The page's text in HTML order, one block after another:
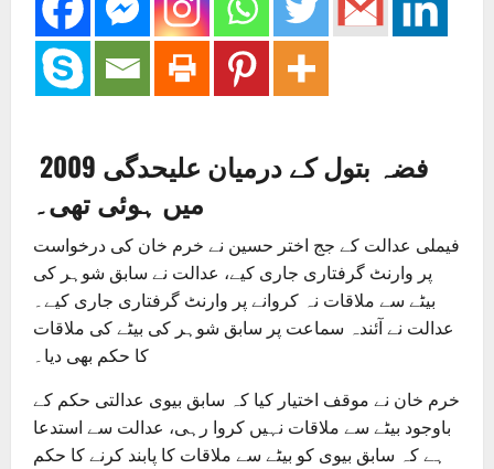
میں ہوئی تھی۔
فیملی عدالت کے جج اختر حسین نے خرم خان کی درخواست
پر وارنٹ گرفتاری جاری کیے، عدالت نے سابق شوہر کی
بیٹے سے ملاقات نہ کروانے پر وارنٹ گرفتاری جاری کیے۔
عدالت نے آئندہ سماعت پر سابق شوہر کی بیٹے کی ملاقات
کا حکم بھی دیا۔
خرم خان نے موقف اختیار کیا کہ سابق بیوی عدالتی حکم کے
باوجود بیٹے سے ملاقات نہیں کروا رہی، عدالت سے استدعا
ہے کہ سابق بیوی کو بیٹے سے ملاقات کا پابند کرنے کا حکم